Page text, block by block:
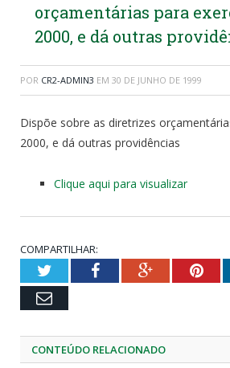
orçamentárias para
2000, e dá outras
POR CR2-ADMIN3 EM 30 DE JUNHO DE 1999
Dispõe sobre as diretrizes
2000, e dá outras providências
Clique aqui para visualizar
COMPARTILHAR:
TwitterFacebookGoogle+
Email
CONTEÚDO RELACIONADO